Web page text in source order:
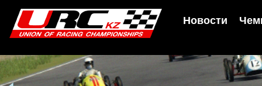
Новости